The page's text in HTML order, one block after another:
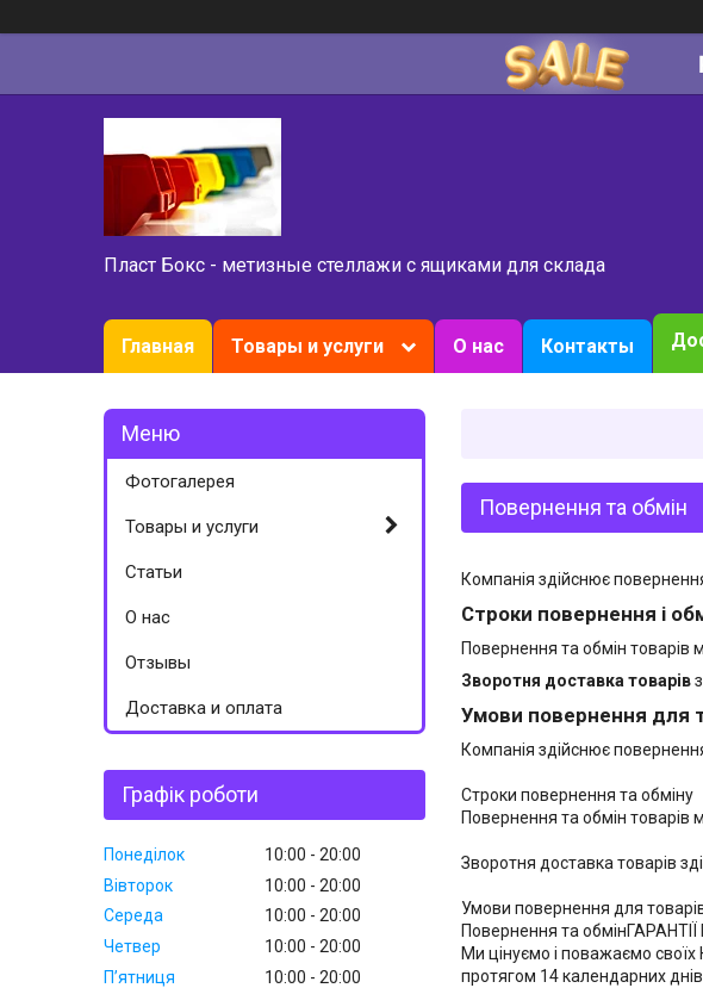
Пласт Бокс - метизные стеллажи с ящиками для склада
Главная Товары и услуги О нас Контакты
Повернення та обмін
Компанія здійснює
Строки повернення і
Повернення та обмін
Зворотня доставка товарів
Умови повернення для
Компанія здійснює
Строки повернення та обміну
Повернення та обмін товарів
Зворотня доставка товарів
Умови повернення для
Повернення та
Ми цінуємо і поважаємо
протягом 14 календарних
Фотогалерея
Товары и услуги
Статьи
О нас
Отзывы
Доставка и оплата
Графік роботи
Понеділок 10:00
20:00
Вівторок
10:00
20:00
Середа
10:00
20:00
Четвер
10:00
20:00
Пʼятниця
10:00
20:00